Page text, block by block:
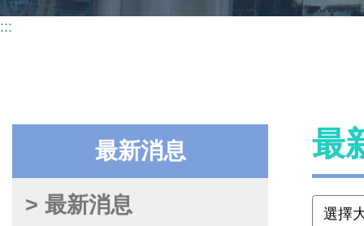
:::
最新消息
> 最新消息
最